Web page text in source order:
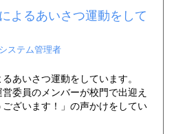
よるあいさつ運動をして
システム管理者
あいさつ運動をしています。
委員のメンバーが校門で出迎え
ざいます！」の声かけをしてい